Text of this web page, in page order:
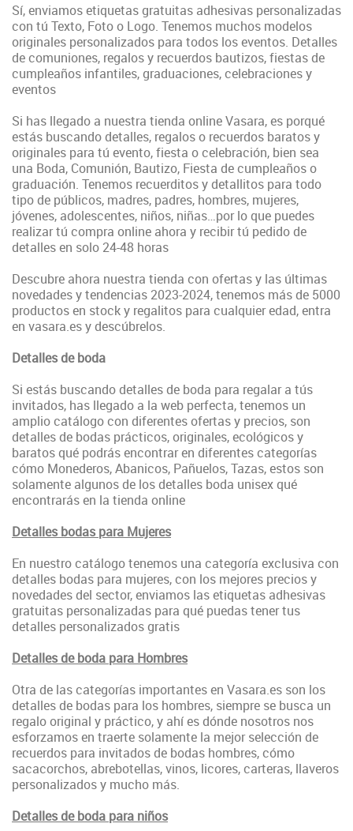
Sí, enviamos etiquetas gratuitas adhesivas personalizadas
con tú Texto, Foto o Logo. Tenemos muchos modelos
originales personalizados para todos los eventos. Detalles
de comuniones, regalos y recuerdos bautizos, fiestas de
cumpleaños infantiles, graduaciones, celebraciones y
eventos
Si has llegado a nuestra tienda online Vasara, es porqué
estás buscando detalles, regalos o recuerdos baratos y
originales para tú evento, fiesta o celebración, bien sea
una Boda, Comunión, Bautizo, Fiesta de cumpleaños o
graduación. Tenemos recuerditos y detallitos para todo
tipo de públicos, madres, padres, hombres, mujeres,
jóvenes, adolescentes, niños, niñas…por lo que puedes
realizar tú compra online ahora y recibir tú pedido de
detalles en solo 24-48 horas
Descubre ahora nuestra tienda con ofertas y las últimas
novedades y tendencias 2023-2024, tenemos más de 5000
productos en stock y regalitos para cualquier edad, entra
en vasara.es y descúbrelos.
Detalles de boda
Si estás buscando detalles de boda para regalar a tús
invitados, has llegado a la web perfecta, tenemos un
amplio catálogo con diferentes ofertas y precios, son
detalles de bodas prácticos, originales, ecológicos y
baratos qué podrás encontrar en diferentes categorías
cómo Monederos, Abanicos, Pañuelos, Tazas, estos son
solamente algunos de los detalles boda unisex qué
encontrarás en la tienda online
Detalles bodas para Mujeres
En nuestro catálogo tenemos una categoría exclusiva con
detalles bodas para mujeres, con los mejores precios y
novedades del sector, enviamos las etiquetas adhesivas
gratuitas personalizadas para qué puedas tener tus
detalles personalizados gratis
Detalles de boda para Hombres
Otra de las categorías importantes en Vasara.es son los
detalles de bodas para los hombres, siempre se busca un
regalo original y práctico, y ahí es dónde nosotros nos
esforzamos en traerte solamente la mejor selección de
recuerdos para invitados de bodas hombres, cómo
sacacorchos, abrebotellas, vinos, licores, carteras, llaveros
personalizados y mucho más.
Detalles de boda para niños